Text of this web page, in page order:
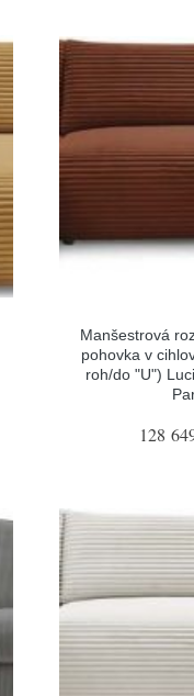
Manšestrová
pohovka v
roh/do "U")
128